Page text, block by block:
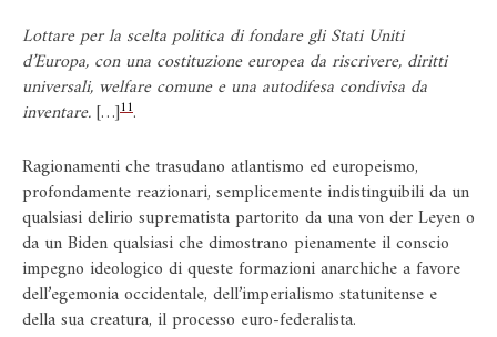
Lottare per la scelta politica di fondare gli Stati Uniti
d’Europa, con una costituzione europea da riscrivere, diritti
universali, welfare comune e una autodifesa condivisa da
inventare.[…]11.
Ragionamenti che trasudano atlantismo ed europeismo,
profondamente reazionari, semplicemente indistinguibili da un
qualsiasi delirio suprematista partorito da una von der Leyen o
da un Biden qualsiasi che dimostrano pienamente il conscio
impegno ideologico di queste formazioni anarchiche a favore
dell’egemonia occidentale, dell’imperialismo statunitense e
della sua creatura, il processo euro-federalista.